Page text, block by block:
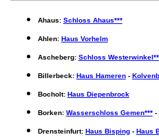
Ahaus: Schloss Ahaus***
Ahlen: Haus Vorhelm
Ascheberg: Schloss
Billerbeck: Haus Hameren-
Bocholt: Haus Diepenbrock
Borken: Wasserschloss Gemen***-
Drensteinfurt: Haus Bisping- Haus